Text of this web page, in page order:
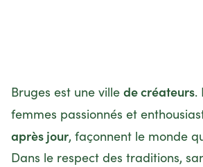
Bruges est une ville de créateurs.
femmes passionnés et
après jour, façonnent le monde
Dans le respect des traditions,